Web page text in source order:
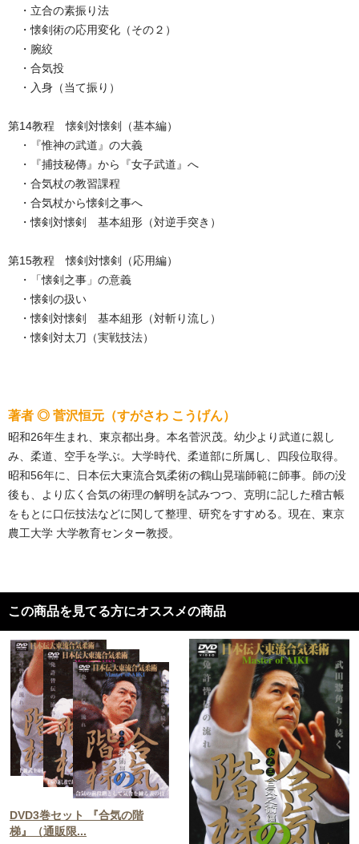
・立合の素振り法
・懐剣術の応用変化（その２）
・腕絞
・合気投
・入身（当て振り）
第14教程 懐剣対懐剣（基本編）
・『惟神の武道』の大義
・『捕技秘傳』から『女子武道』へ
・合気杖の教習課程
・合気杖から懐剣之事へ
・懐剣対懐剣 基本組形（対逆手突き）
第15教程 懐剣対懐剣（応用編）
・「懐剣之事」の意義
・懐剣の扱い
・懐剣対懐剣 基本組形（対斬り流し）
・懐剣対太刀（実戦技法）
著者 ◎ 菅沢恒元（すがさわ こうげん）
昭和26年生まれ、東京都出身。本名菅沢茂。幼少より武道に親し
み、柔道、空手を学ぶ。大学時代、柔道部に所属し、四段位取得。
昭和56年に、日本伝大東流合気柔術の鶴山晃瑞師範に師事。師の没
後も、より広く合気の術理の解明を試みつつ、克明に記した稽古帳
をもとに口伝技法などに関して整理、研究をすすめる。現在、東京
農工大学 大学教育センター教授。
この商品を見てる方にオススメの商品
DVD3巻セット 『合気の階
梯』（通販限...